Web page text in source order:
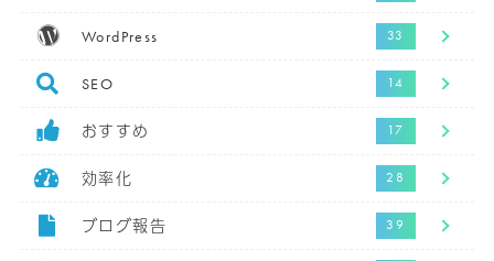
WordPress
SEO
おすすめ
効率化
ブログ報告